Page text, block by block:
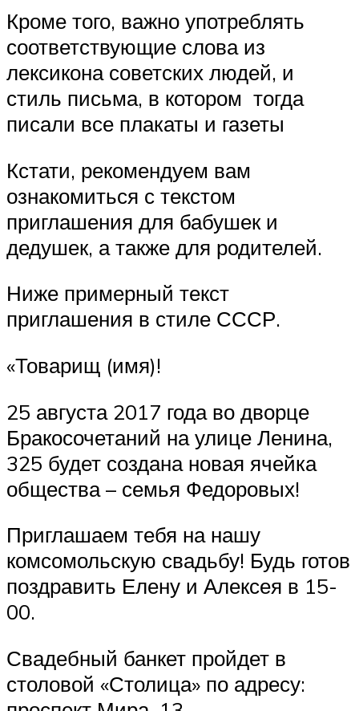
Кроме того, важно употреблять
соответствующие слова из
лексикона советских людей, и
стиль письма, в котором тогда
писали все плакаты и газеты
Кстати, рекомендуем вам
ознакомиться с текстом
приглашения для бабушек и
дедушек, а также для родителей.
Ниже примерный текст
приглашения в стиле СССР.
«Товарищ (имя)!
25 августа 2017 года во дворце
Бракосочетаний на улице Ленина,
325 будет создана новая ячейка
общества – семья Федоровых!
Приглашаем тебя на нашу
комсомольскую свадьбу! Будь готов
поздравить Елену и Алексея в 15-
00.
Свадебный банкет пройдет в
столовой «Столица» по адресу: